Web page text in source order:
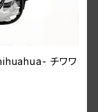
チワワ